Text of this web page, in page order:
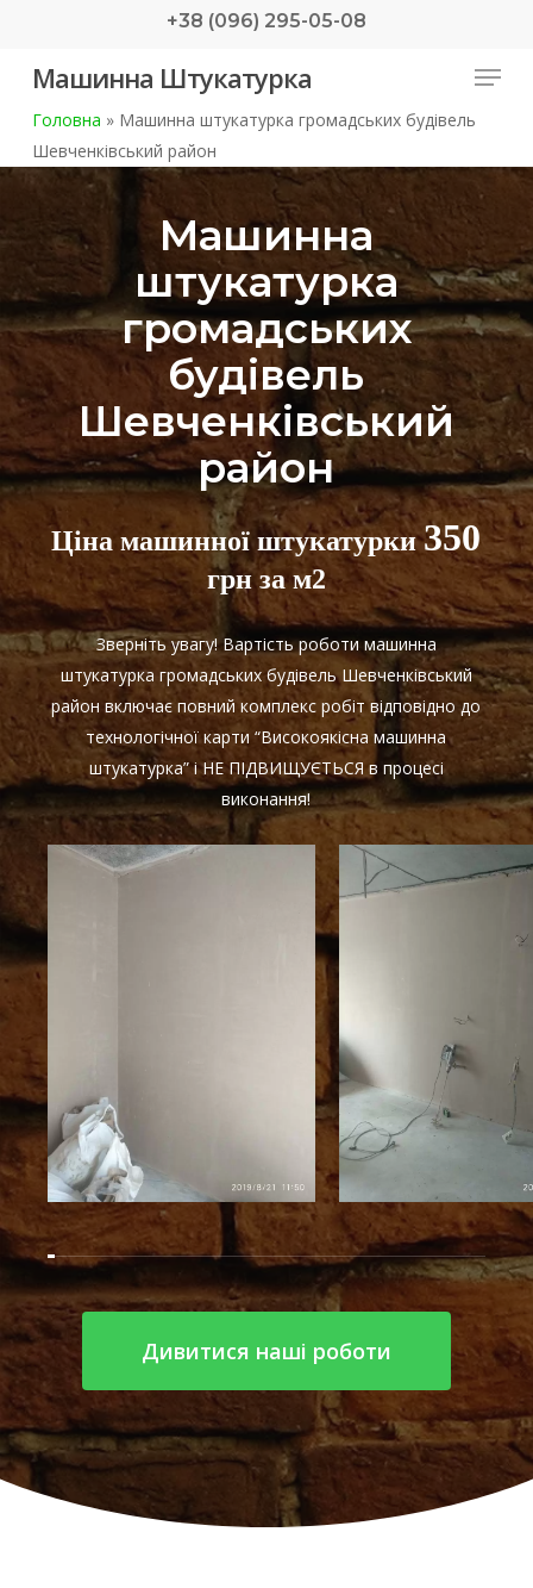
main
+38 (096) 295-05-08
Машинна Штукатурка Menu
Головна »Машинна штукатурка громадських будівель
Шевченківський район
Машинна
штукатурка
громадських
будівель
Шевченківський
район
Ціна машинної штукатурки350
грн за м2
Зверніть увагу! Вартість роботи машинна
штукатурка громадських будівель Шевченківський
район включає повний комплекс робіт відповідно до
технологічної карти “Високоякісна машинна
штукатурка” і НЕ ПІДВИЩУЄТЬСЯ в процесі
виконання!
Дивитися наші роботи